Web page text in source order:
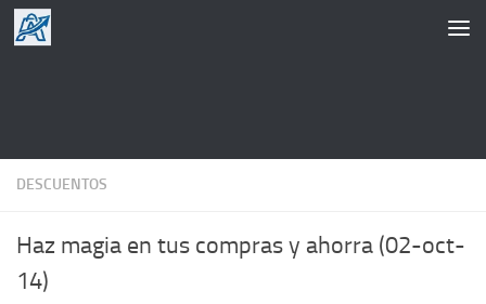
Saltar al contenido
DESCUENTOS
Haz magia en tus compras y ahorra (02-oct-
14)